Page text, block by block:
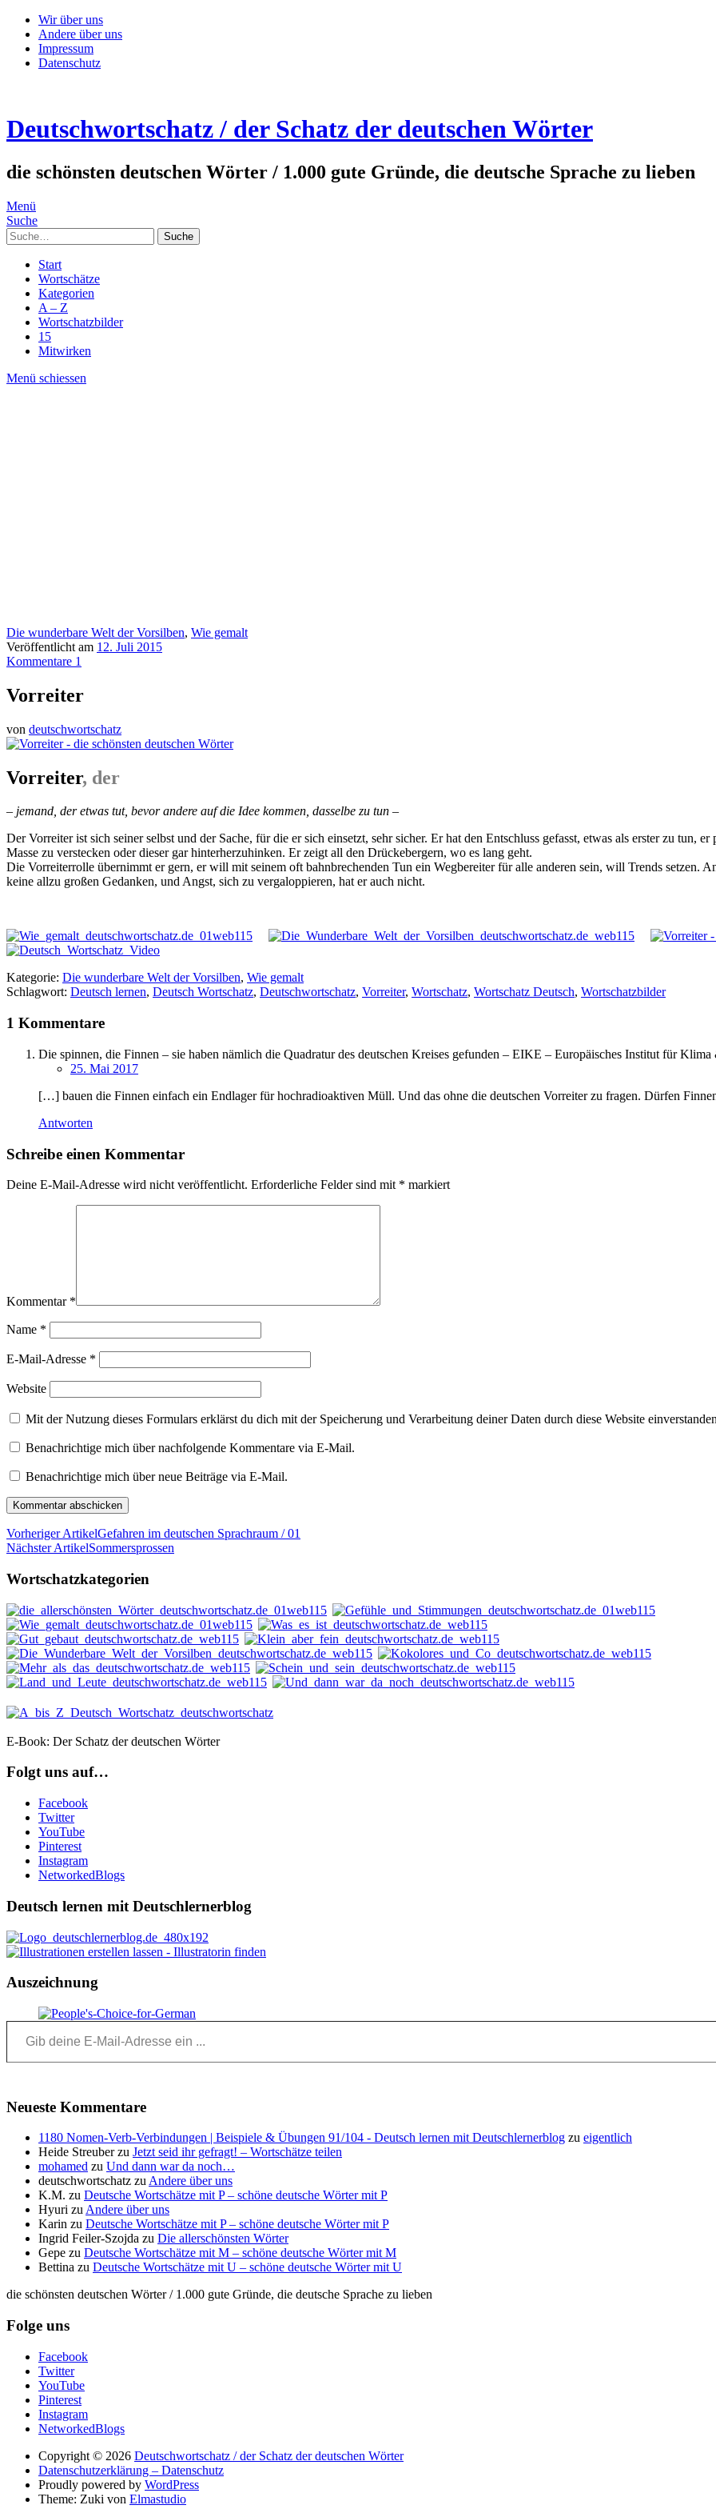
Wir über uns
Andere über uns
Impressum
Datenschutz
Deutschwortschatz / der Schatz der deutschen Wörter
die schönsten deutschen Wörter / 1.000 gute Gründe, die deutsche Sprache zu lieben
Menü
Suche
Suche
Start
Wortschätze
Kategorien
A – Z
Wortschatzbilder
15
Mitwirken
Menü schiessen
Die wunderbare Welt der Vorsilben, Wie gemalt
Veröffentlicht am 12. Juli 2015
Kommentare 1
Vorreiter
von deutschwortschatz
Vorreiter, der
– jemand, der etwas tut, bevor andere auf die Idee kommen, dasselbe zu tun –
Der Vorreiter ist sich seiner selbst und der Sache, für die er sich einsetzt, sehr sicher. Er hat den Entschluss gefasst, etwas als erster zu tun,
Masse zu verstecken oder dieser gar hinterherzuhinken. Er zeigt all den Drückebergern, wo es lang geht.
Die Vorreiterrolle übernimmt er gern, er will mit seinem oft bahnbrechenden Tun ein Wegbereiter für alle anderen sein, will Trends setzen.
keine allzu großen Gedanken, und Angst, sich zu vergaloppieren, hat er auch nicht.
Kategorie: Die wunderbare Welt der Vorsilben, Wie gemalt
Schlagwort: Deutsch lernen, Deutsch Wortschatz, Deutschwortschatz, Vorreiter, Wortschatz, Wortschatz Deutsch, Wortschatzbilder
1 Kommentare
Die spinnen, die Finnen – sie haben nämlich die Quadratur des deutschen Kreises gefunden – EIKE – Europäisches Institut für
25. Mai 2017
[…] bauen die Finnen einfach ein Endlager für hochradioaktiven Müll. Und das ohne die deutschen Vorreiter zu fragen. Dürfen
Antworten
Schreibe einen Kommentar
Deine E-Mail-Adresse wird nicht veröffentlicht. Erforderliche Felder sind mit * markiert
Kommentar *
Name *
E-Mail-Adresse *
Website
Mit der Nutzung dieses Formulars erklärst du dich mit der Speicherung und Verarbeitung deiner Daten durch diese Website
Benachrichtige mich über nachfolgende Kommentare via E-Mail.
Benachrichtige mich über neue Beiträge via E-Mail.
Vorheriger ArtikelGefahren im deutschen Sprachraum / 01
Nächster ArtikelSommersprossen
Wortschatzkategorien
E-Book: Der Schatz der deutschen Wörter
Folgt uns auf…
Facebook
Twitter
YouTube
Pinterest
Instagram
NetworkedBlogs
Deutsch lernen mit Deutschlernerblog
Auszeichnung
Gib deine E-Mail-Adresse ein ...
Neueste Kommentare
1180 Nomen-Verb-Verbindungen | Beispiele & Übungen 91/104 - Deutsch lernen mit Deutschlernerblog zu eigentlich
Heide Streuberzu Jetzt seid ihr gefragt! – Wortschätze teilen
mohamed zu Und dann war da noch…
deutschwortschatz zuAndere über uns
K.M. zu Deutsche Wortschätze mit P – schöne deutsche Wörter mit P
Hyuri zuAndere über uns
Karin zu Deutsche Wortschätze mit P – schöne deutsche Wörter mit P
Ingrid Feiler-Szojda zu Die allerschönsten Wörter
Gepe zu Deutsche Wortschätze mit M – schöne deutsche Wörter mit M
Bettina zu Deutsche Wortschätze mit U – schöne deutsche Wörter mit U
die schönsten deutschen Wörter / 1.000 gute Gründe, die deutsche Sprache zu lieben
Folge uns
Facebook
Twitter
YouTube
Pinterest
Instagram
NetworkedBlogs
Copyright © 2026 Deutschwortschatz / der Schatz der deutschen Wörter
Datenschutzerklärung – Datenschutz
Proudly powered by WordPress
Theme: Zuki von Elmastudio